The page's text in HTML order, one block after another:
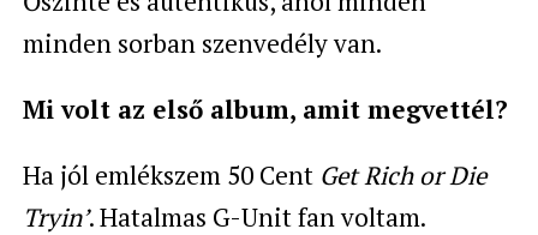
minden sorban szenvedély van.
Mi volt az első album, amit megvettél?
Ha jól emlékszem 50 Cent Get Rich or Die
Tryin’. Hatalmas G-Unit fan voltam.